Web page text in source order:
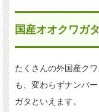
国産オオクワガ
たくさんの外国産ク
も、変わらずナンバ
ガタといえます。